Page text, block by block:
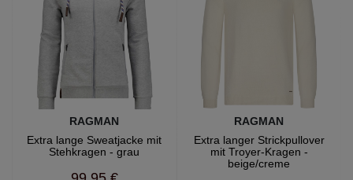
RAGMAN
Extra lange Sweatjacke mit
Stehkragen - grau
RAGMAN
Extra langer Strickpullover
mit Troyer-Kragen -
beige/creme